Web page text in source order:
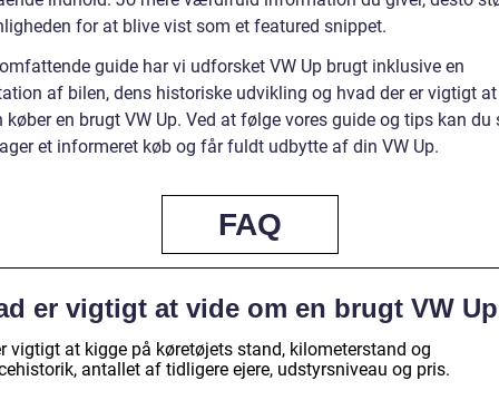
for at blive vist som et featured snippet.
guide har vi udforsket VW Up brugt inklusive en
af bilen, dens historiske udvikling og hvad der er vigtigt at
køber en brugt VW Up. Ved at følge vores guide og tips kan du
et informeret køb og får fuldt udbytte af din VW Up.
FAQ
er vigtigt at vide om en brugt VW
vigtigt at kigge på køretøjets stand, kilometerstand og
antallet af tidligere ejere, udstyrsniveau og pris.